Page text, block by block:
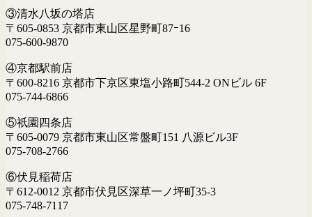
③清水八坂の塔店
〒605-0853 京都市東山区星野町87ｰ16
075-600-9870
④京都駅前店
〒600-8216 京都市下京区東塩小路町544-2 ONビル 6F
075-744-6866
⑤祇園四条店
〒605-0079 京都市東山区常盤町151 八源ビル3F
075-708-2766
⑥伏見稲荷店
〒612-0012 京都市伏見区深草一ノ坪町35-3
075-748-7117